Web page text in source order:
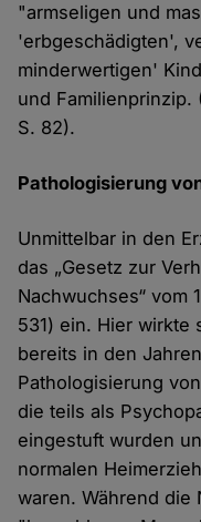
"armseligen und
'erbgeschädigten',
minderwertigen'
und Familienprinzip.
S. 82).
Pathologisierung
Unmittelbar in den
das „Gesetz zur
Nachwuchses“ vom
531) ein. Hier wirkte
bereits in den
Pathologisierung
die teils als
eingestuft wurden
normalen
waren. Während die